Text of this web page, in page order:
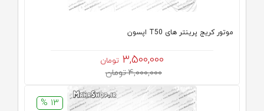
موتور کریج پرینتر های T50 اپسون
3,500,000 تومان
4,000,000 تومان
13 %